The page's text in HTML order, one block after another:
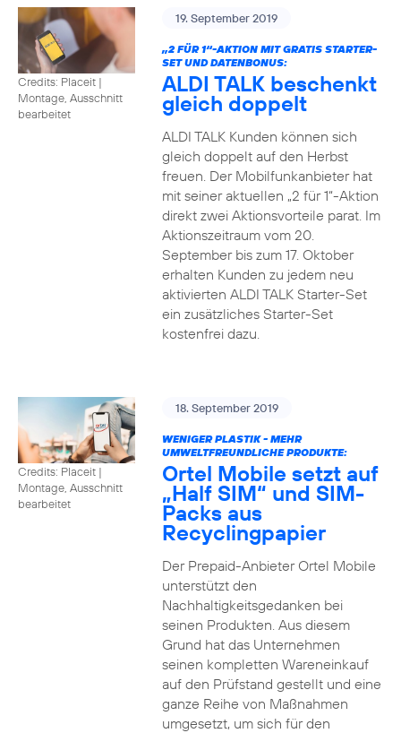
Credits: Placeit |
Montage, Ausschnitt
bearbeitet
19. September 2019
„2 FÜR 1“-AKTION MIT GRATIS STARTER-
SET UND DATENBONUS:
ALDI TALK beschenkt
gleich doppelt
ALDI TALK Kunden können sich
gleich doppelt auf den Herbst
freuen. Der Mobilfunkanbieter hat
mit seiner aktuellen „2 für 1“-Aktion
direkt zwei Aktionsvorteile parat. Im
Aktionszeitraum vom 20.
September bis zum 17. Oktober
erhalten Kunden zu jedem neu
aktivierten ALDI TALK Starter-Set
ein zusätzliches Starter-Set
kostenfrei dazu.
Credits: Placeit |
Montage, Ausschnitt
bearbeitet
18. September 2019
WENIGER PLASTIK - MEHR
UMWELTFREUNDLICHE PRODUKTE:
Ortel Mobile setzt auf
„Half SIM“ und SIM-
Packs aus
Recyclingpapier
Der Prepaid-Anbieter Ortel Mobile
unterstützt den
Nachhaltigkeitsgedanken bei
seinen Produkten. Aus diesem
Grund hat das Unternehmen
seinen kompletten Wareneinkauf
auf den Prüfstand gestellt und eine
ganze Reihe von Maßnahmen
umgesetzt, um sich für den